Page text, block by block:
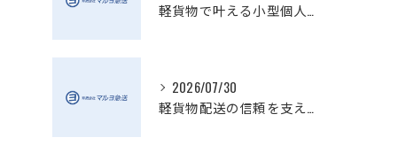
軽貨物で叶える小型個人宅配送の魅力
2026/07/30
軽貨物配送の信頼を支える小さい配送会社の特徴